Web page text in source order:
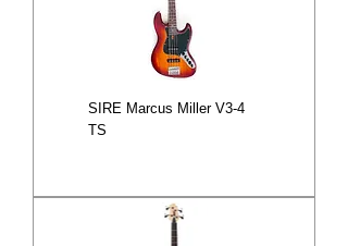
SIRE Marcus Miller V3-4
TS